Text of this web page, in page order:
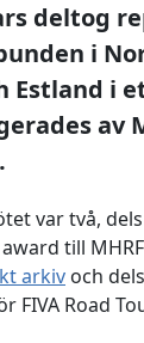
deltog
i
Estland i
av
var två,
till
arkiv och
FIVA Road